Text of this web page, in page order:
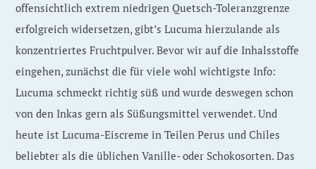
offensichtlich extrem niedrigen Quetsch-Toleranzgrenze
erfolgreich widersetzen, gibt’s Lucuma hierzulande als
konzentriertes Fruchtpulver. Bevor wir auf die Inhalsstoffe
eingehen, zunächst die für viele wohl wichtigste Info:
Lucuma schmeckt richtig süß und wurde deswegen schon
von den Inkas gern als Süßungsmittel verwendet. Und
heute ist Lucuma-Eiscreme in Teilen Perus und Chiles
beliebter als die üblichen Vanille- oder Schokosorten. Das